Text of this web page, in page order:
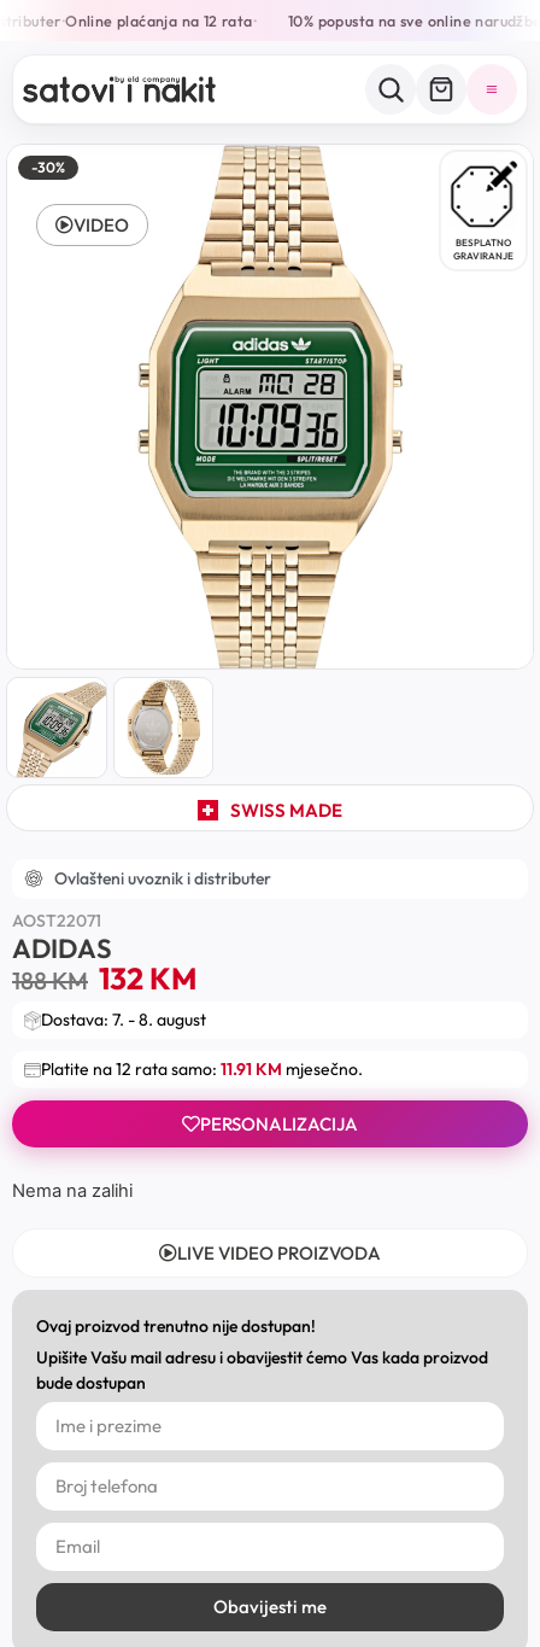
•Online plaćanja na 12 rata• 10% popusta na sve online narudžbe
-30%
BESPLATNO
GRAVIRANJE
SWISS MADE
VIDEO
Ovlašteni uvoznik i distributer
AOST22071
ADIDAS
188KM 132KM
Dostava: 7. - 8. august
Platite na 12 rata samo: 11.91 KM mjesečno.
PERSONALIZACIJA
Nema na zalihi
LIVE VIDEO PROIZVODA
Ovaj proizvod trenutno nije dostupan!
Upišite Vašu mail adresu i obavijestit ćemo Vas kada proizvod
bude dostupan
Obavijesti me